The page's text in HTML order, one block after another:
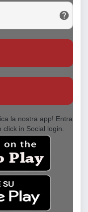
la nostra app! Entra
in Social login.